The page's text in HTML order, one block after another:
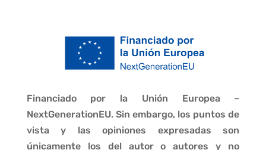
Financiado por la Unión Europea –
NextGenerationEU. Sin embargo, los puntos de
vista y las opiniones expresadas son
únicamente los del autor o autores y no